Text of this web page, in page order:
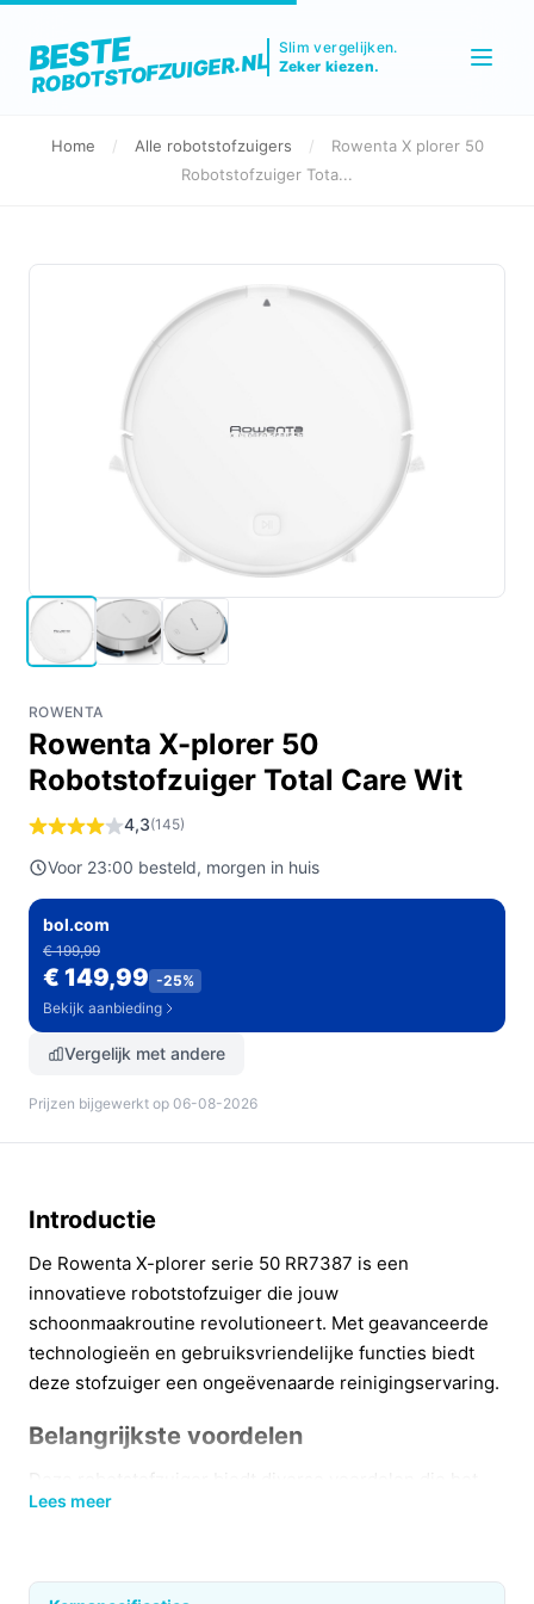
BESTE
ROBOTSTOFZUIGER.NL
Slim vergelijken.
Zeker kiezen.
Home / Alle robotstofzuigers /
Rowenta X plorer 50
Robotstofzuiger Tota...
ROWENTA
Rowenta X-plorer 50
Robotstofzuiger Total Care Wit
4,3(145)
Voor 23:00 besteld, morgen in huis
bol.com
€ 199,99
€ 149,99 -25%
Bekijk aanbieding
Vergelijk met andere
Prijzen bijgewerkt op 06-08-2026
Introductie
De Rowenta X-plorer serie 50 RR7387 is een
innovatieve robotstofzuiger die jouw
schoonmaakroutine revolutioneert. Met geavanceerde
technologieën en gebruiksvriendelijke functies biedt
deze stofzuiger een ongeëvenaarde reinigingservaring.
Belangrijkste voordelen
schoonmaken eenvoudiger en effectiever maken. Hier
Animal Turbo borstel:Ideaal voor
Lees meer